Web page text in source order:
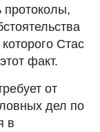
протоколы,
Стас
факт.
от
дел по
в